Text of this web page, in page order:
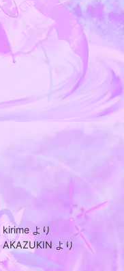
kirime より
AKAZUKIN より